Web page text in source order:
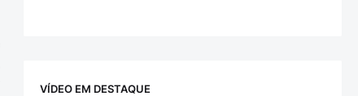
VÍDEO EM DESTAQUE